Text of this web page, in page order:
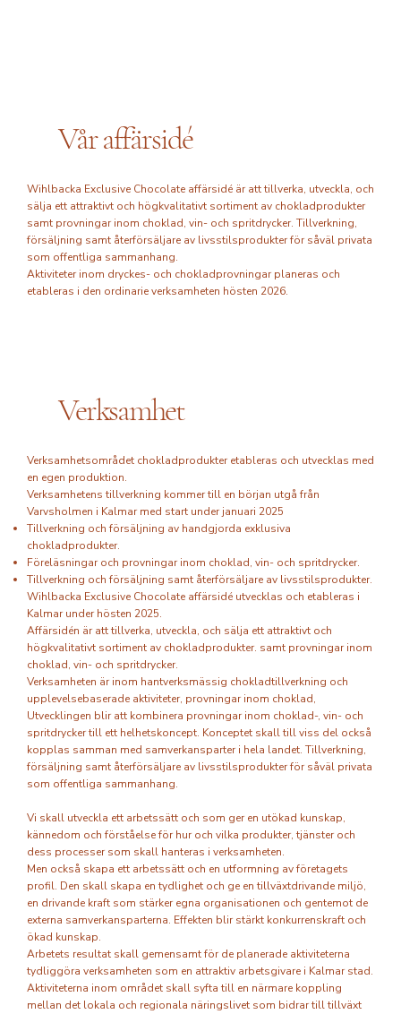
Vår affärsidé
Wihlbacka Exclusive Chocolate affärsidé är att tillverka, utveckla, och
sälja ett attraktivt och högkvalitativt sortiment av chokladprodukter
samt provningar inom choklad, vin- och spritdrycker. Tillverkning,
försäljning samt återförsäljare av livsstilsprodukter för såväl privata
som offentliga sammanhang.
Aktiviteter inom dryckes- och chokladprovningar planeras och
etableras i den ordinarie verksamheten hösten 2026.
Verksamhet
Verksamhetsområdet chokladprodukter etableras och utvecklas med
en egen produktion.
Verksamhetens tillverkning kommer till en början utgå från
Varvsholmen i Kalmar med start under januari 2025
Tillverkning och försäljning av handgjorda exklusiva
chokladprodukter.
Föreläsningar och provningar inom choklad, vin- och spritdrycker.
Tillverkning och försäljning samt återförsäljare av livsstilsprodukter.
Wihlbacka Exclusive Chocolate affärsidé utvecklas och etableras i
Kalmar under hösten 2025.
Affärsidén är att tillverka, utveckla, och sälja ett attraktivt och
högkvalitativt sortiment av chokladprodukter. samt provningar inom
choklad, vin- och spritdrycker.
Verksamheten är inom hantverksmässig chokladtillverkning och
upplevelsebaserade aktiviteter, provningar inom choklad,
Utvecklingen blir att kombinera provningar inom choklad-, vin- och
spritdrycker till ett helhetskoncept. Konceptet skall till viss del också
kopplas samman med samverkansparter i hela landet. Tillverkning,
försäljning samt återförsäljare av livsstilsprodukter för såväl privata
som offentliga sammanhang.
Vi skall utveckla ett arbetssätt och som ger en utökad kunskap,
kännedom och förståelse för hur och vilka produkter, tjänster och
dess processer som skall hanteras i verksamheten.
Men också skapa ett arbetssätt och en utformning av företagets
profil. Den skall skapa en tydlighet och ge en tillväxtdrivande miljö,
en drivande kraft som stärker egna organisationen och gentemot de
externa samverkansparterna. Effekten blir stärkt konkurrenskraft och
ökad kunskap.
Arbetets resultat skall gemensamt för de planerade aktiviteterna
tydliggöra verksamheten som en attraktiv arbetsgivare i Kalmar stad.
Aktiviteterna inom området skall syfta till en närmare koppling
mellan det lokala och regionala näringslivet som bidrar till tillväxt